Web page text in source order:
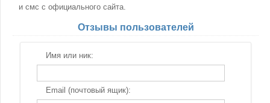
и смс с официального сайта.
Отзывы пользователей
Имя или ник:
Email (почтовый ящик):